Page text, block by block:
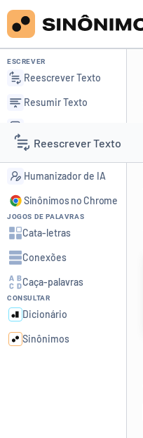
Reescrever Texto
Resumir Texto
Corrigir Texto
Detector de IA
Humanizador de IA
ESCREVER
Reescrever Texto
Resumir Texto
Detector de IA
Humanizador de IA
Sinônimos no Chrome
JOGOS DE PALAVRAS
Cata-letras
Conexões
Caça-palavras
CONSULTAR
Dicionário
Sinônimos